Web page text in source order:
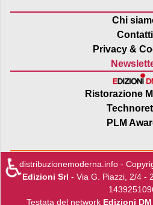
Chi
Contatti
Privacy &
Ristorazione
PLM
distribuzionemoderna.info -
Edizioni Srl - Via G. Piazzi, 2/4 -
Testata del network Edizioni DM